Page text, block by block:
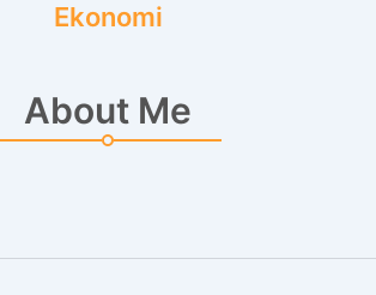
Ekonomi
About Me